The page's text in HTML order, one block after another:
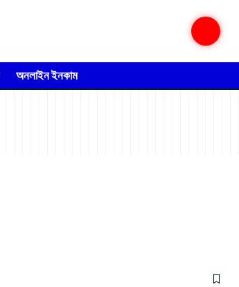
অনলাইন ইনকাম